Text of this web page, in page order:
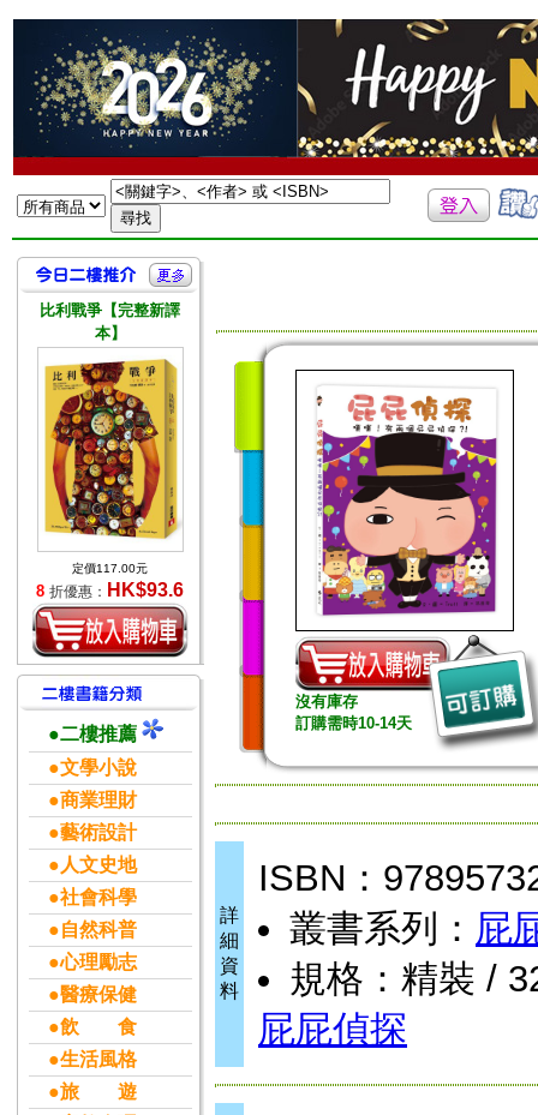
比利戰爭【完整新譯
本】
定價117.00元
8折優惠： HK$93.6
●二樓推薦
●文學小說
●商業理財
●藝術設計
●人文史地
●社會科學
●自然科普
●心理勵志
●醫療保健
●飲 食
●生活風格
●旅 遊
沒有庫存
訂購需時10-14天
詳
細
資
料
ISBN：
叢書系列： 屁
規格：精裝 /
屁屁偵探